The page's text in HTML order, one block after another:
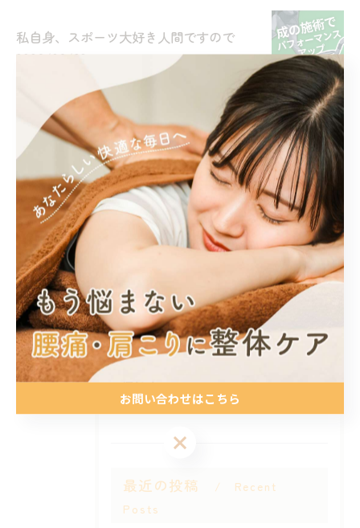
私自身、スポーツ大好き人間ですので
2026/06/28
1 2 3 4 5 ... 7
カテゴリー Categories
腰痛
カイロプラクティック
姿勢
肩こり
スポーツ
最近の投稿
Recent
Posts
お問い合わせはこちら
お問い合わせはこちら